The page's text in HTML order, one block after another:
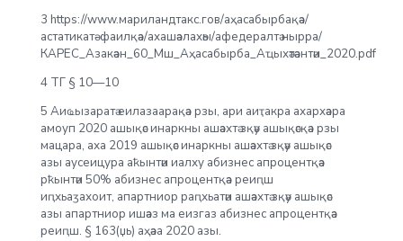
3 https://www.мариландтакс.гов/аҳасабырбақәа/
астатикатә-фаилқәа/ахашәалахәы/афедералтә нырра/
КАРЕС_Азакәан_60_Мш_Аҳасабырба_Аҵыхәтәантәи_2020.pdf
4 ТГ § 10—10
5 Аиҩызаратә еилазаарақәа рзы, ари аиҭакра ахархәара
амоуп 2020 ашықәс инаркны ашәахтә зқәу ашықәсқәа рзы
мацара, аха 2019 ашықәс инаркны ашәахтә зқәу ашықәс
азы аусеицура аҟынтәи иалху абизнес апроцентқәа
рҟынтәи 50% абизнес апроцентқәа реиԥш
иԥхьаӡахоит, апартниор раԥхьатәи ашәахтә зқәу ашықәс
азы апартниор ишәаз ма еизгаз абизнес апроцентқәа
реиԥш. § 163(џь) аҳәаа 2020 азы.